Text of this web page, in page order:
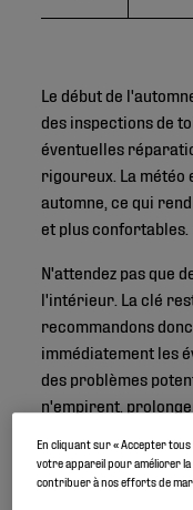
Le début de
des inspections de
éventuelles
rigoureux. La météo
automne, ce qui
et plus confortables.
N'attendez pas que
l'intérieur. La clé
recommandons
immédiatement les
des problèmes
n'empirent,
Voici quelques
En cliquant sur « Accepter tous
votre appareil pour améliorer
contribuer à nos efforts de